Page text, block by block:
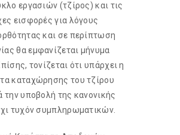
εργασιών (τζίρος) και τις
εισφορές για λόγους
και σε περίπτωση
θα εμφανίζεται μήνυμα
τονίζεται ότι υπάρχει η
καταχώρησης του τζίρου
την υποβολή της κανονικής
τυχόν συμπληρωματικών.